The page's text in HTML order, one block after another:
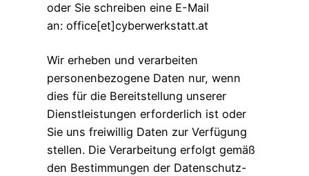
oder Sie schreiben eine E-Mail
an: office[et]cyberwerkstatt.at
Wir erheben und verarbeiten
personenbezogene Daten nur, wenn
dies für die Bereitstellung unserer
Dienstleistungen erforderlich ist oder
Sie uns freiwillig Daten zur Verfügung
stellen. Die Verarbeitung erfolgt gemäß
den Bestimmungen der Datenschutz-